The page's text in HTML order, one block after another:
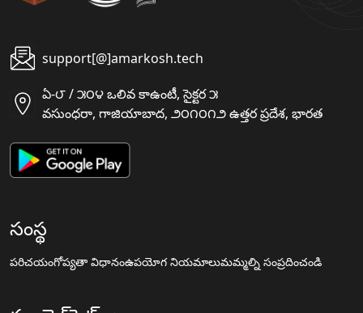
support[@]amarkosh.tech
ఏ-౮ / ౫౦౪ ఒలివ కాఉంటీ, సైక్టర ౫
వసుంధరా, గాజియాబాద, ౨౦౧౦౧౨ ఉత్తర ప్రదేశ, భారత
సంస్థ
పరిచయంగోప్యతా విధానంఉపయోగ నియమాలుమమ్మల్ని సంప్రదించండి